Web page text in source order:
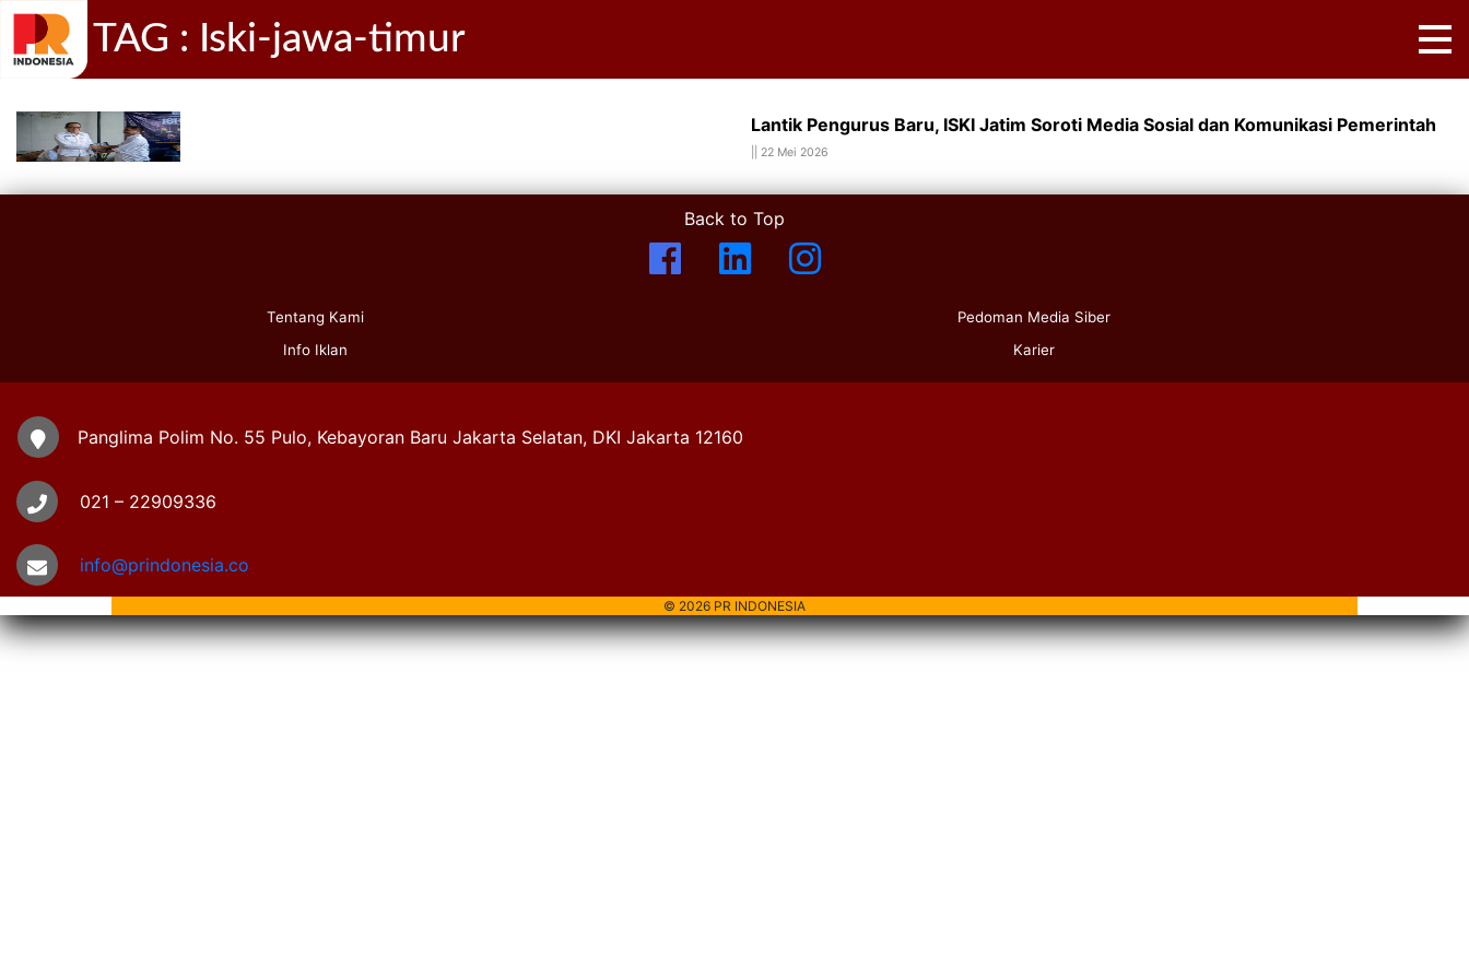
TAG : Iski-jawa-timur
Lantik Pengurus Baru, ISKI Jatim Soroti Media Sosial dan Komunikasi Pemerintah
22 Mei 2026
Back to Top
Tentang Kami
Info Iklan
Pedoman Media Siber
Karier
Panglima Polim No. 55 Pulo, Kebayoran Baru Jakarta Selatan, DKI Jakarta 12160
021 – 22909336
info@prindonesia.co
© 2026 PR INDONESIA